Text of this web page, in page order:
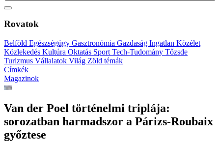
Rovatok
Belföld Egészségügy Gasztronómia Gazdaság Ingatlan Közélet
Közlekedés Kultúra Oktatás Sport Tech-Tudomány Tőzsde
Turizmus Vállalatok Világ Zöld témák
Címkék
Magazinok
Van der Poel történelmi triplája:
sorozatban harmadszor a Párizs-Roubaix
győztese